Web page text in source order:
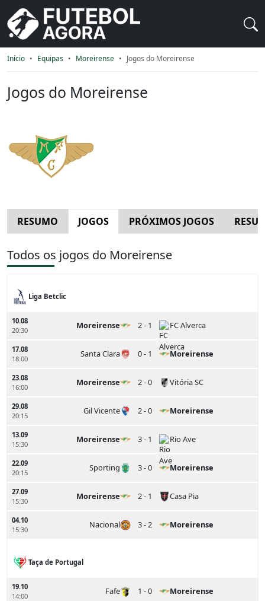
Início Equipas Moreirense Jogos do Moreirense
Jogos do Moreirense
RESUMO JOGOS PRÓXIMOS JOGOS
Todos os jogos do Moreirense
Liga Betclic
10.08
20:30
Moreirense 2 - 1 FC Alverca
17.08
18:00
Santa Clara 0 - 1 Moreirense
23.08
16:00
Moreirense 2 - 0 Vitória SC
29.08
20:15
Gil Vicente 2 - 0 Moreirense
13.09
15:30
Moreirense 3 - 1 Rio Ave
22.09
20:15
Sporting 3 - 0 Moreirense
27.09
15:30
Moreirense 2 - 1 Casa Pia
04.10
15:30
Nacional 3 - 2 Moreirense
Taça de Portugal
19.10
14:00
Fafe 1 - 0 Moreirense